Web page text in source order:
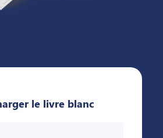
le livre blanc